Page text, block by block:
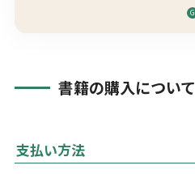
G
書籍の購入について
支払い方法